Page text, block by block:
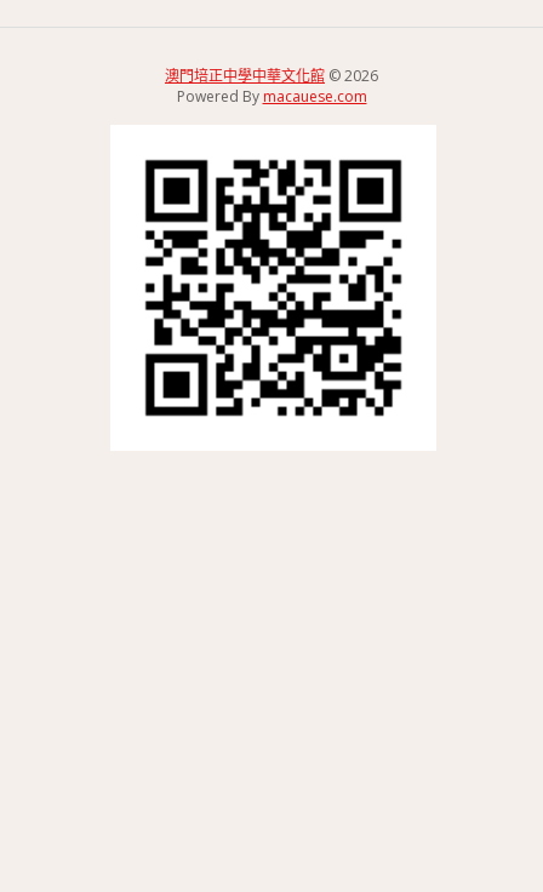
澳門培正中學中華文化館 © 2026
Powered By macauese.com